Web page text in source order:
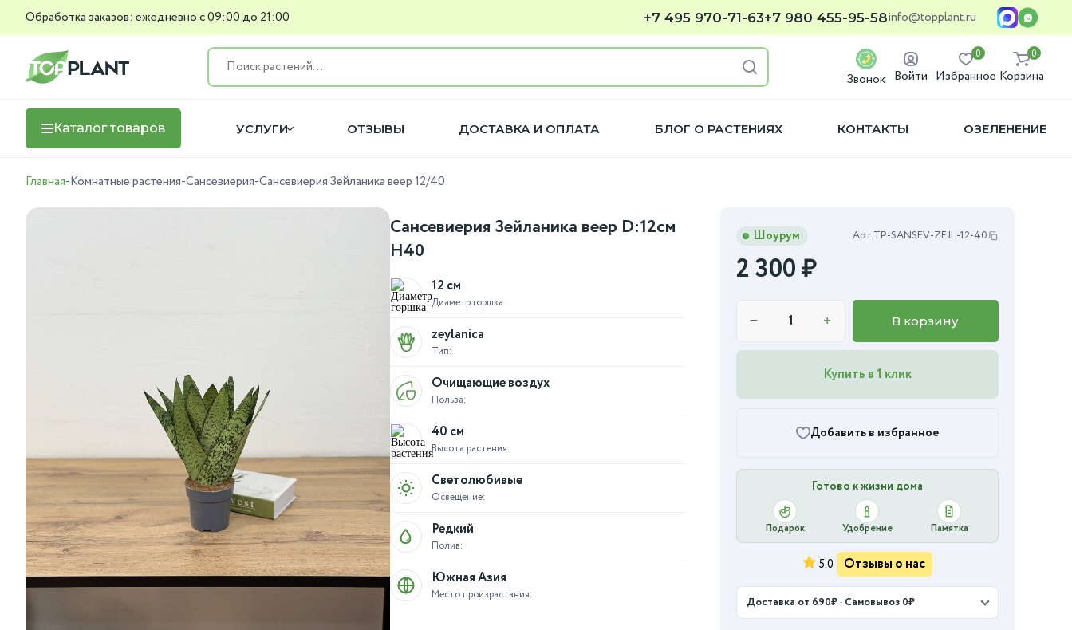
Обработка заказов: ежедневно с 09:00 до 21:00 +7 495 970-71-63+7 980 455-95-58info@topplant.ru
Звонок Войти
0
Избранное
0
Корзина
Каталог товаров УСЛУГИ ОТЗЫВЫ ДОСТАВКА И ОПЛАТА БЛОГ О РАСТЕНИЯХ КОНТАКТЫ ОЗЕЛЕНЕНИЕ
Главная-Комнатные растения-Сансевиерия-Сансевиерия Зейланика веер 12/40
Сансевиерия Зейланика веер D:12см
H40
Диаметр горшка:
12 см
Тип:
zeylanica
Польза:
Очищающие воздух
Высота растения:
40 см
Освещение:
Светолюбивые
Полив:
Редкий
Место произрастания:
Южная Азия
Шоурум Арт.TP-SANSEV-ZEJL-12-40
2 300₽
− + В корзину
Купить в 1 клик
Добавить в избранное
Готово к жизни дома
Подарок Удобрение Памятка
5.0 Отзывы о нас
Доставка от 690₽ · Самовывоз 0₽